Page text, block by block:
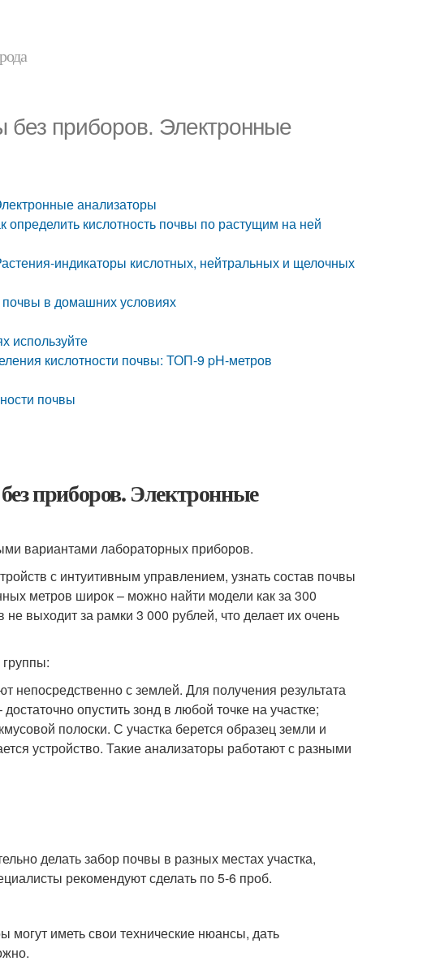
без приборов. Электронные
анализаторы
определить кислотность почвы по растущим на ней
индикаторы кислотных, нейтральных и щелочных
почвы в домашних условиях
используйте
кислотности почвы: ТОП-9 pH-метров
почвы
приборов. Электронные
вариантами лабораторных приборов.
с интуитивным управлением, узнать состав почвы
метров широк – можно найти модели как за 300
выходит за рамки 3 000 рублей, что делает их очень
с землей. Для получения результата
опустить зонд в любой точке на участке;
полоски. С участка берется образец земли и
устройство. Такие анализаторы работают с разными
делать забор почвы в разных местах участка,
рекомендуют сделать по 5-6 проб.
могут иметь свои технические нюансы, дать